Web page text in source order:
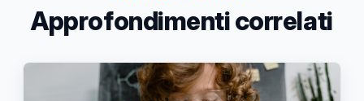
Approfondimenti correlati